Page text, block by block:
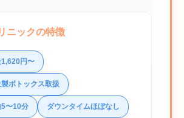
ニックの特徴
円〜
ボトックス取扱
〜10分 ダウンタイムほぼなし